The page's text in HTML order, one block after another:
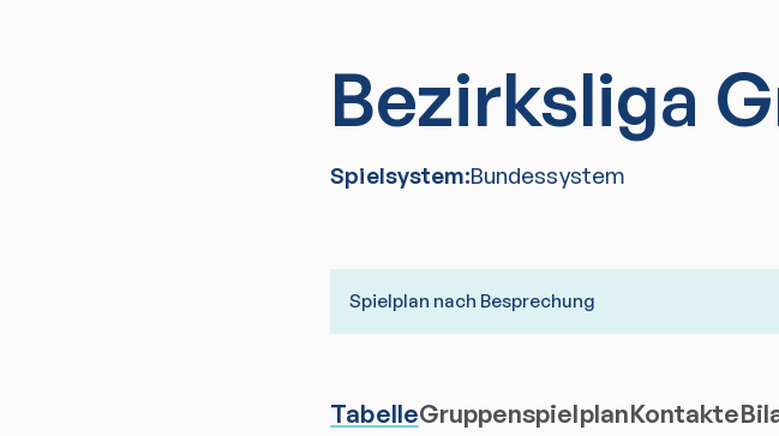
Bezirksliga
Spielsystem:Bundessystem
Spielplan nach Besprechung
TabelleGruppenspielplanKontakte